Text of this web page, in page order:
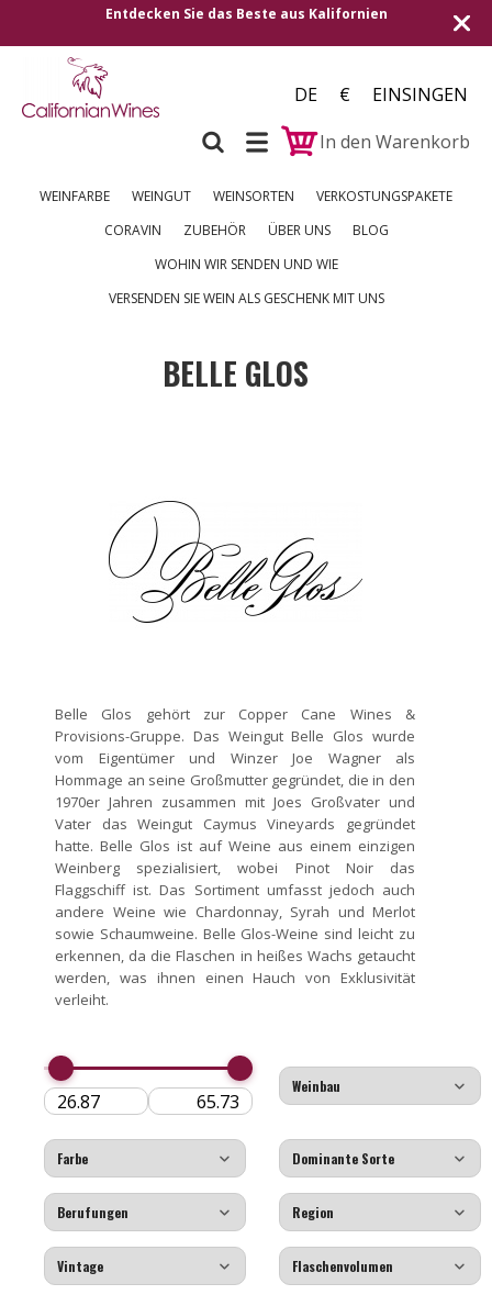
Entdecken Sie das Beste aus Kalifornien
DE €
EINSINGEN
In den Warenkorb
WEINFARBE WEINGUT WEINSORTEN
VERKOSTUNGSPAKETE
CORAVIN
ZUBEHÖR ÜBER UNS
BLOG
WOHIN WIR SENDEN UND WIE
VERSENDEN SIE WEIN ALS GESCHENK MIT UNS
BELLE GLOS
Belle Glos gehört zur Copper Cane Wines &
Provisions-Gruppe. Das Weingut Belle Glos wurde
vom Eigentümer und Winzer Joe Wagner als
Hommage an seine Großmutter gegründet, die in den
1970er Jahren zusammen mit Joes Großvater und
Vater das Weingut Caymus Vineyards gegründet
hatte. Belle Glos ist auf Weine aus einem einzigen
Weinberg spezialisiert, wobei Pinot Noir das
Flaggschiff ist. Das Sortiment umfasst jedoch auch
andere Weine wie Chardonnay, Syrah und Merlot
sowie Schaumweine. Belle Glos-Weine sind leicht zu
erkennen, da die Flaschen in heißes Wachs getaucht
werden, was ihnen einen Hauch von Exklusivität
verleiht.